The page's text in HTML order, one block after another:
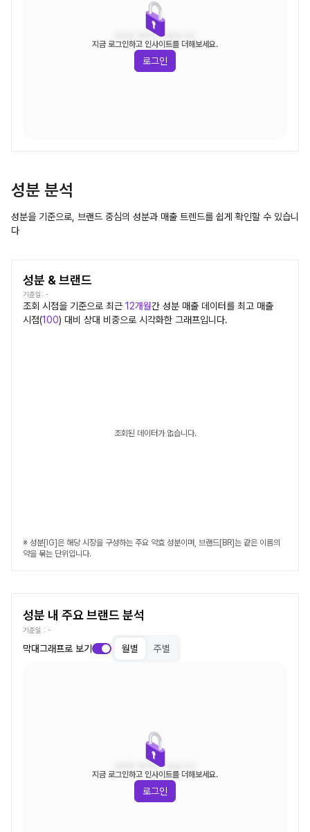
조회된 데이터가 없습니다.
지금 로그인하고 인사이트를 더해보세요.
로그인
성분 분석
성분을 기준으로, 브랜드 중심의 성분과 매출 트렌드를 쉽게 확인할 수 있습니
다
성분 & 브랜드
기준일: -
조회 시점을 기준으로 최근 12개월간 성분 매출 데이터를 최고 매출
시점(100) 대비 상대 비중으로 시각화한 그래프입니다.
조회된 데이터가 없습니다.
※ 성분[IG]은 해당 시장을 구성하는 주요 약효 성분이며, 브랜드[BR]는 같은 이름의
약을 묶는 단위입니다.
성분 내 주요 브랜드 분석
기준일 : -
막대그래프로 보기 월별 주별
조회된 데이터가 없습니다.
지금 로그인하고 인사이트를 더해보세요.
로그인